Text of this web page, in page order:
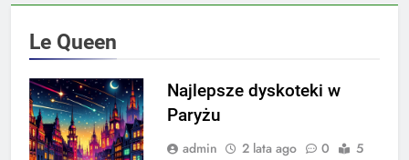
Le Queen
Najlepsze dyskoteki w
Paryżu
admin 2 lata ago 0
5